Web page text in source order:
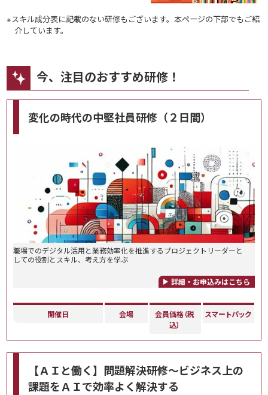
※スキル成分表に記載のない研修もございます。本ページの下部でもご紹
介しています。
今、注目のおすすめ研修！
変化の時代の中堅社員研修（２日間）
職場でのデジタル活用と業務効率化を推進するプロジェクトリーダーと
しての役割とスキル、考え方を学ぶ
詳細・お申込みはこちら
開催日 会場
会員価格（税
込）
スマートパック
【ＡＩと働く】問題解決研修～ビジネス上の
課題をＡＩで効率よく解決する